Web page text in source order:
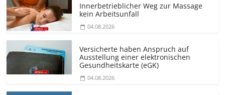
Innerbetrieblicher Weg zur Massage
kein Arbeitsunfall
04.08.2026
Versicherte haben Anspruch auf
Ausstellung einer elektronischen
Gesundheitskarte (eGK)
04.08.2026